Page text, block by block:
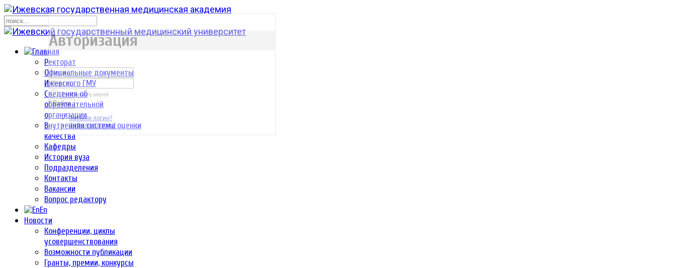
Ректорат
Официальные документы
Ижевского ГМУ
Сведения об
образовательной
организации
Внутренняя система оценки
качества
Кафедры
История вуза
Подразделения
Контакты
Вакансии
Вопрос редактору
En
Новости
Конференции, циклы
усовершенствования
Возможности публикации
Гранты, премии, конкурсы
р
Авторизация
Запомнить меня
Войти
Забыли логин?
Забыли пароль?